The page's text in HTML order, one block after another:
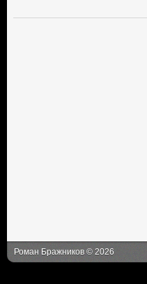
Роман Бражников © 2026